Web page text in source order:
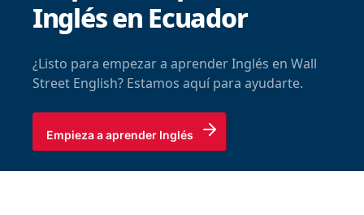
Inglés en Ecuador
¿Listo para empezar a aprender Inglés en Wall
Street English? Estamos aquí para ayudarte.
Empieza a aprender Inglés